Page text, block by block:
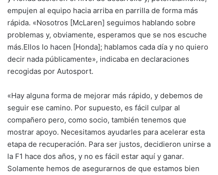
empujen al equipo hacia arriba en parrilla de forma más
rápida. «Nosotros [McLaren] seguimos hablando sobre
problemas y, obviamente, esperamos que se nos escuche
más.Ellos lo hacen [Honda]; hablamos cada día y no quiero
decir nada públicamente», indicaba en declaraciones
recogidas por Autosport.
«Hay alguna forma de mejorar más rápido, y debemos de
seguir ese camino. Por supuesto, es fácil culpar al
compañero pero, como socio, también tenemos que
mostrar apoyo. Necesitamos ayudarles para acelerar esta
etapa de recuperación. Para ser justos, decidieron unirse a
la F1 hace dos años, y no es fácil estar aquí y ganar.
Solamente hemos de asegurarnos de que estamos bien